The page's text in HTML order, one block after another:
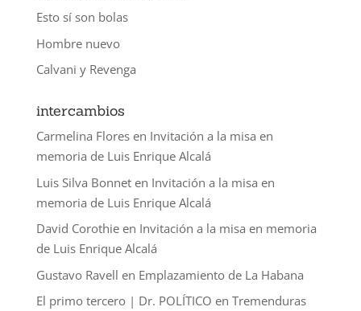
Esto sí son bolas
Hombre nuevo
Calvani y Revenga
intercambios
Carmelina Floresen Invitación a la misa en
memoria de Luis Enrique Alcalá
Luis Silva Bonneten Invitación a la misa en
memoria de Luis Enrique Alcalá
David Corothieen Invitación a la misa en memoria
de Luis Enrique Alcalá
Gustavo Ravell en Emplazamiento de La Habana
El primo tercero | Dr. POLÍTICO en Tremenduras